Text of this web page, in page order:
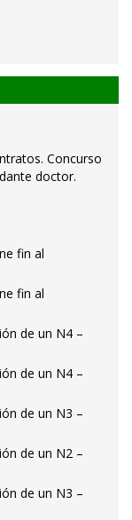
Concurso
doctor.
fin al
fin al
de un N4 –
de un N4 –
de un N3 –
de un N2 –
de un N3 –